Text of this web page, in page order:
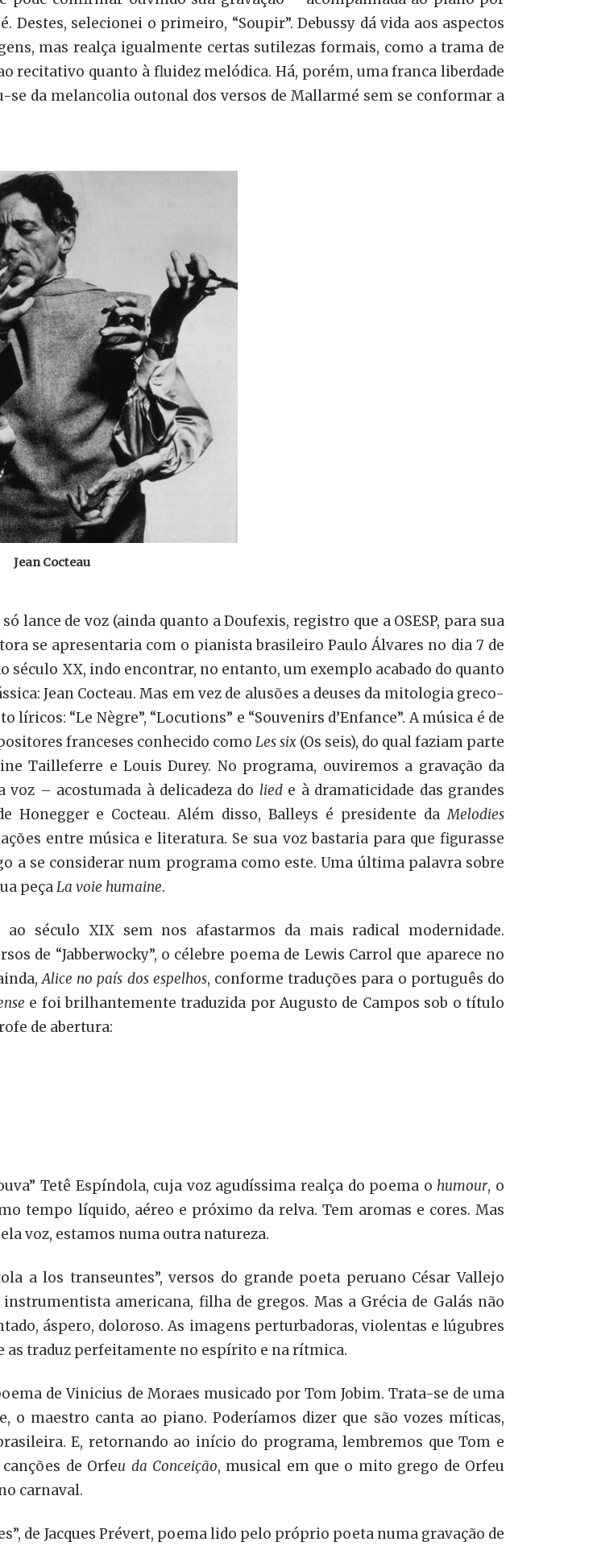
selecionei o primeiro, “Soupir”. Debussy dá vida aos aspectos
mas realça igualmente certas sutilezas formais, como a trama de
recitativo quanto à fluidez melódica. Há, porém, uma franca liberdade
da melancolia outonal dos versos de Mallarmé sem se conformar a
Jean Cocteau
lance de voz (ainda quanto a Doufexis, registro que a OSESP, para sua
se apresentaria com o pianista brasileiro Paulo Álvares no dia 7 de
século XX, indo encontrar, no entanto, um exemplo acabado do quanto
Jean Cocteau. Mas em vez de alusões a deuses da mitologia greco-
“Le Nègre”, “Locutions” e “Souvenirs d’Enfance”. A música é de
franceses conhecido como Les six (Os seis), do qual faziam parte
Tailleferre e Louis Durey. No programa, ouviremos a gravação da
– acostumada à delicadeza do liede à dramaticidade das grandes
Honegger e Cocteau. Além disso, Balleys é presidente daMelodies
entre música e literatura. Se sua voz bastaria para que figurasse
a se considerar num programa como este. Uma última palavra sobre
peçaLa voie humaine.
século XIX sem nos afastarmos da mais radical modernidade.
de “Jabberwocky”, o célebre poema de Lewis Carrol que aparece no
Alice no país dos espelhos, conforme traduções para o português do
e foi brilhantemente traduzida por Augusto de Campos sob o título
de abertura:
Tetê Espíndola, cuja voz agudíssima realça do poema o humour, o
tempo líquido, aéreo e próximo da relva. Tem aromas e cores. Mas
voz, estamos numa outra natureza.
a los transeuntes”, versos do grande poeta peruano César Vallejo
americana, filha de gregos. Mas a Grécia de Galás não
áspero, doloroso. As imagens perturbadoras, violentas e lúgubres
as traduz perfeitamente no espírito e na rítmica.
de Vinicius de Moraes musicado por Tom Jobim. Trata-se de uma
o maestro canta ao piano. Poderíamos dizer que são vozes míticas,
E, retornando ao início do programa, lembremos que Tom e
de Orfeu da Conceição, musical em que o mito grego de Orfeu
carnaval.
de Jacques Prévert, poema lido pelo próprio poeta numa gravação de